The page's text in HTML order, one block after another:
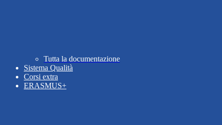
Tutta la documentazione
Sistema Qualità
Corsi extra
ERASMUS+